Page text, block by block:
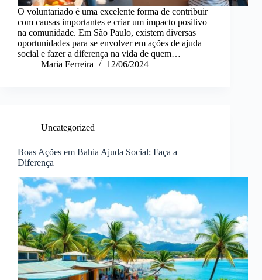
O voluntariado é uma excelente forma de contribuir
com causas importantes e criar um impacto positivo
na comunidade. Em São Paulo, existem diversas
oportunidades para se envolver em ações de ajuda
social e fazer a diferença na vida de quem…
Maria Ferreira
12/06/2024
Uncategorized
Boas Ações em Bahia Ajuda Social: Faça a
Diferença